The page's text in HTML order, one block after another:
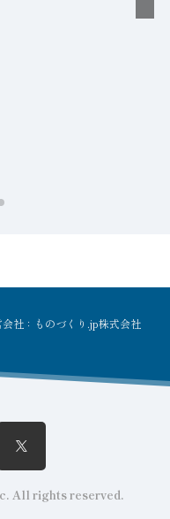
会社：ものづくり.jp株式会社
All rights reserved.